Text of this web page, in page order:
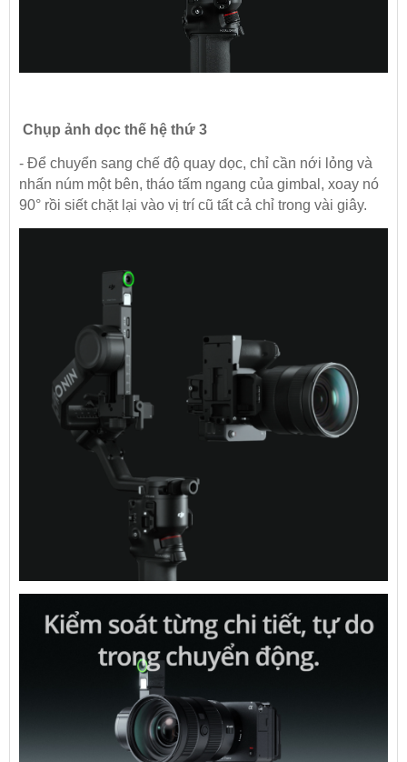
Chụp ảnh dọc thế hệ thứ 3
- Để chuyển sang chế độ quay dọc, chỉ cần nới lỏng và
nhấn núm một bên, tháo tấm ngang của gimbal, xoay nó
90° rồi siết chặt lại vào vị trí cũ tất cả chỉ trong vài giây.